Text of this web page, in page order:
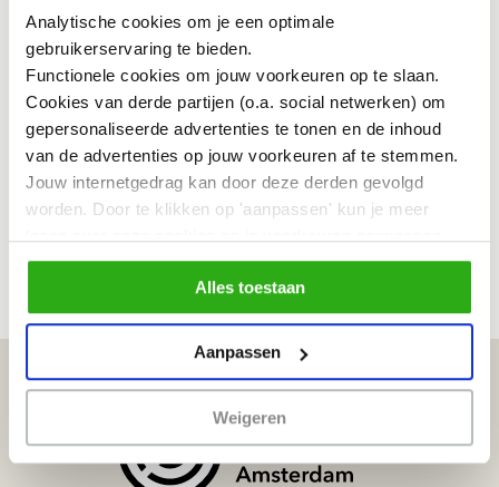
Analytische cookies om je een optimale
gebruikerservaring te bieden.
Functionele cookies om jouw voorkeuren op te slaan.
Cookies van derde partijen (o.a. social netwerken) om
gepersonaliseerde advertenties te tonen en de inhoud
van de advertenties op jouw voorkeuren af te stemmen.
Jouw internetgedrag kan door deze derden gevolgd
worden. Door te klikken op 'aanpassen' kun je meer
Door op 'Alles toestaan' te klikken, ga je akkoord met het
gebruik van alle cookies zoals omschreven in
onscookiebeleid.
Alles toestaan
Aanpassen
Weigeren
beperken. Ook het veranderen van de
mindset bij ons als toerist werd
behandeld (zie:minuut 15.50).
Facebook
X LinkedIn
EmailDelen
30 juni 2024